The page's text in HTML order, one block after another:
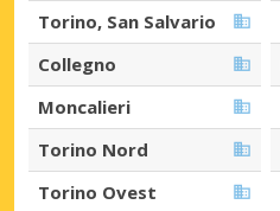
Torino, San Salvario
Collegno
Moncalieri
Torino Nord
Torino Ovest